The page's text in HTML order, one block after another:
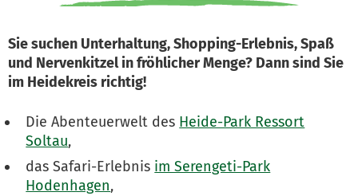
Sie suchen Unterhaltung, Shopping-Erlebnis, Spaß
und Nervenkitzel in fröhlicher Menge? Dann sind Sie
im Heidekreis richtig!
Die Abenteuerwelt des Heide-Park Ressort
Soltau,
das Safari-Erlebnis im Serengeti-Park
Hodenhagen,